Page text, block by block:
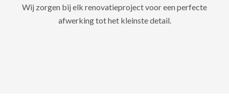
Wij zorgen bij elk renovatieproject voor een perfecte
afwerking tot het kleinste detail.